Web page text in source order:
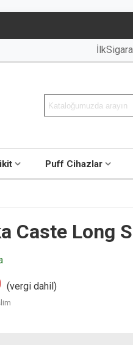
Puff Cihazlar
Caste Long
(vergi dahil)